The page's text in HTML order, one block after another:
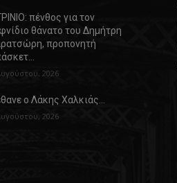
πένθος για τον
θάνατο του Δημήτρη
προπονητή
2026
ο Λάκης Χαλκιάς…
2026